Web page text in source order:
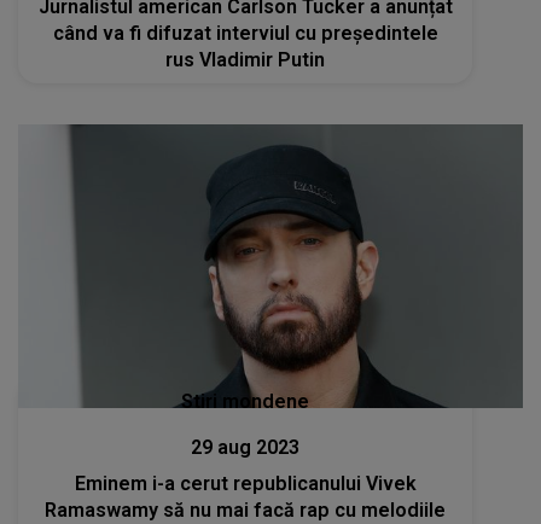
Jurnalistul american Carlson Tucker a anunțat
când va fi difuzat interviul cu preşedintele
rus Vladimir Putin
Stiri mondene
29 aug 2023
Eminem i-a cerut republicanului Vivek
Ramaswamy să nu mai facă rap cu melodiile